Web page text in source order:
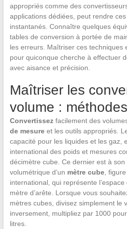
appropriés comme des
applications dédiées, peut rendre
instantanés. Connaître quelques
tables de conversion à portée de
les erreurs. Maîtriser ces techniques
pour quiconque cherche à effectuer
avec aisance et précision.
Maîtriser les
volume :
Convertissezfacilement des
de mesureet les outils appropriés.
capacité pour les liquides et les gaz,
international des poids et mesures
décimètre cube. Ce dernier est à son
volumétrique d’un mètre cube,
international, qui représente
mètre d’arête. Lorsque vous
mètres cubes, divisez simplement le
inversement, multipliez par 1000
litres.